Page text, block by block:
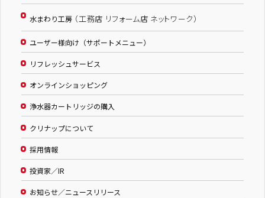
水まわり工房 （工務店 リフォーム店 ネットワーク）
ユーザー様向け（サポートメニュー）
リフレッシュサービス
オンラインショッピング
浄水器カートリッジの購入
クリナップについて
採用情報
投資家／IR
お知らせ／ニュースリリース